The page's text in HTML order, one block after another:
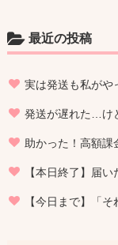
最近の投稿
実は発送も私がや
発送が遅れた…け
助かった！高額課
【本日終了】届
【今日まで】「